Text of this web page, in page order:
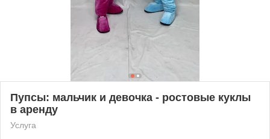
Пупсы: мальчик и девочка - ростовые куклы
в аренду
Услуга